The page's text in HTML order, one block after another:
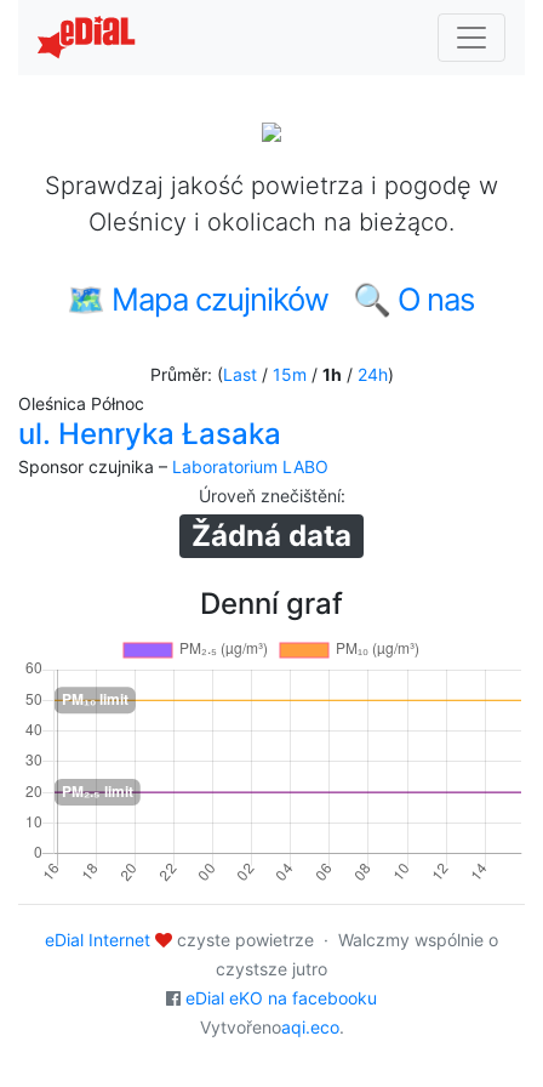
Sprawdzaj jakość powietrza i pogodę w
Oleśnicy i okolicach na bieżąco.
🗺 Mapa czujników 🔍 O nas
Průměr: (Last/ 15m / 1h / 24h)
Oleśnica Północ
ul. Henryka Łasaka
Sponsor czujnika – Laboratorium LABO
Úroveň znečištění:
Žádná data
Denní graf
eDial Internet
czyste powietrze · Walczmy wspólnie o
czystsze jutro
eDial eKO na facebooku
Vytvořenoaqi.eco.